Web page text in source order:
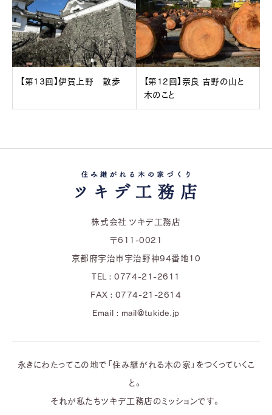
【第13回】伊賀上野 散歩
【第12回】奈良 吉野の山と
木のこと
株式会社 ツキデ工務店
〒611-0021
京都府宇治市宇治野神94番地10
TEL : 0774-21-2611
FAX : 0774-21-2614
Email : mail@tukide.jp
永きにわたってこの地で「住み継がれる木の家」をつくっていくこ
と。
それが私たちツキデ工務店のミッションです。